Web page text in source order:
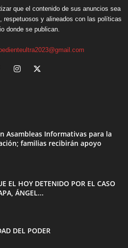
que el contenido de sus anuncios sea
respetuosos y alineados con las políticas
donde se publican.
Asambleas Informativas para la
familias recibirán apoyo
EL HOY DETENIDO POR EL CASO
ÁNGEL...
DEL PODER